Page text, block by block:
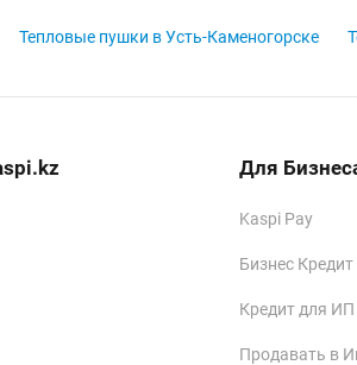
Тепловые пушки в Усть-Каменогорске
Для
Kaspi Pay
Бизнес Кредит
Кредит для ИП
Продавать в